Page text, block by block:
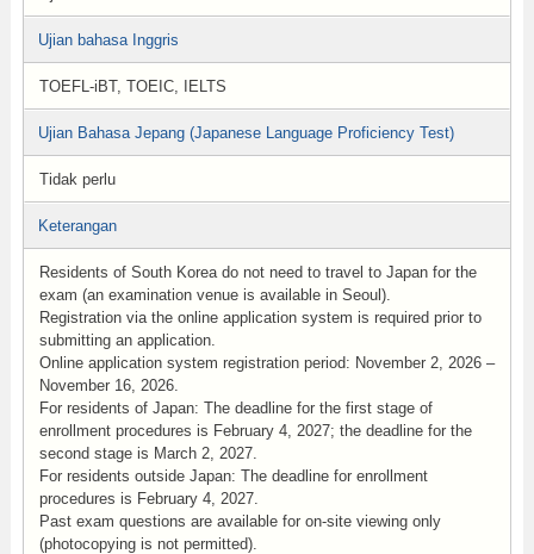
Ujian bahasa Inggris
TOEFL-iBT, TOEIC, IELTS
Ujian Bahasa Jepang (Japanese Language Proficiency Test)
Tidak perlu
Keterangan
Residents of South Korea do not need to travel to Japan for the
exam (an examination venue is available in Seoul).
Registration via the online application system is required prior to
submitting an application.
Online application system registration period: November 2, 2026 –
November 16, 2026.
For residents of Japan: The deadline for the first stage of
enrollment procedures is February 4, 2027; the deadline for the
second stage is March 2, 2027.
For residents outside Japan: The deadline for enrollment
procedures is February 4, 2027.
Past exam questions are available for on-site viewing only
(photocopying is not permitted).